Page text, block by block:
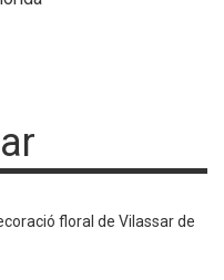
floral de Vilassar de